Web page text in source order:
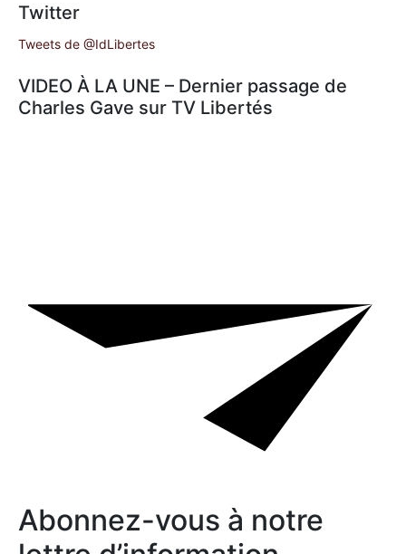
Twitter
Tweets de @IdLibertes
VIDEO À LA UNE – Dernier passage de
Charles Gave sur TV Libertés
Abonnez-vous à notre